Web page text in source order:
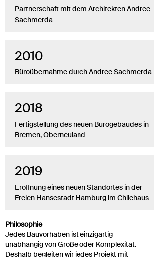
Partnerschaft mit dem Architekten Andree
Sachmerda
2010
Büroübernahme durch Andree Sachmerda
2018
Fertigstellung des neuen Bürogebäudes in
Bremen, Oberneuland
2019
Eröffnung eines neuen Standortes in der
Freien Hansestadt Hamburg im Chilehaus
Philosophie
Jedes Bauvorhaben ist einzigartig –
unabhängig von Größe oder Komplexität.
Deshalb begleiten wir jedes Projekt mit